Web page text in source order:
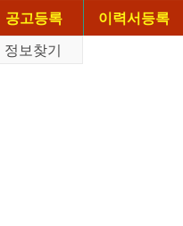
공고등록
이력서등록
정보찾기